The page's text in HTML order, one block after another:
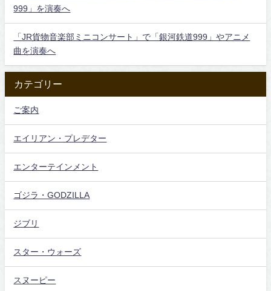
999」を演奏へ
「JR貨物音楽部ミニコンサート」で「銀河鉄道999」やアニメ
曲を演奏へ
カテゴリー
ご案内
エイリアン・プレデター
エンターテインメント
ゴジラ・GODZILLA
ジブリ
スター・ウォーズ
スヌーピー